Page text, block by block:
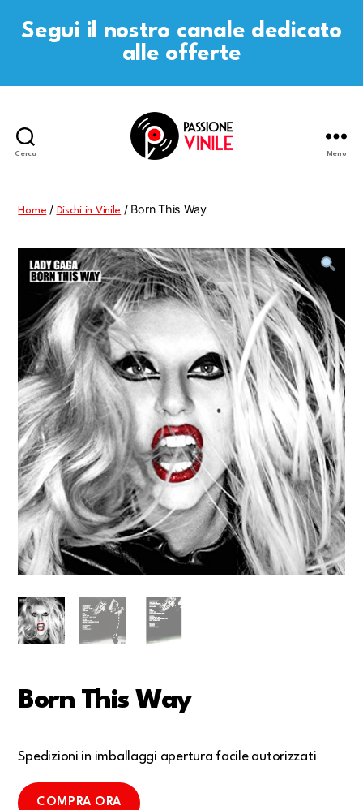
Segui il nostro canale dedicato
alle offerte
Cerca Menu
Home / Dischi in Vinile / Born This Way
Born This Way
Spedizioni in imballaggi apertura facile autorizzati
COMPRA ORA